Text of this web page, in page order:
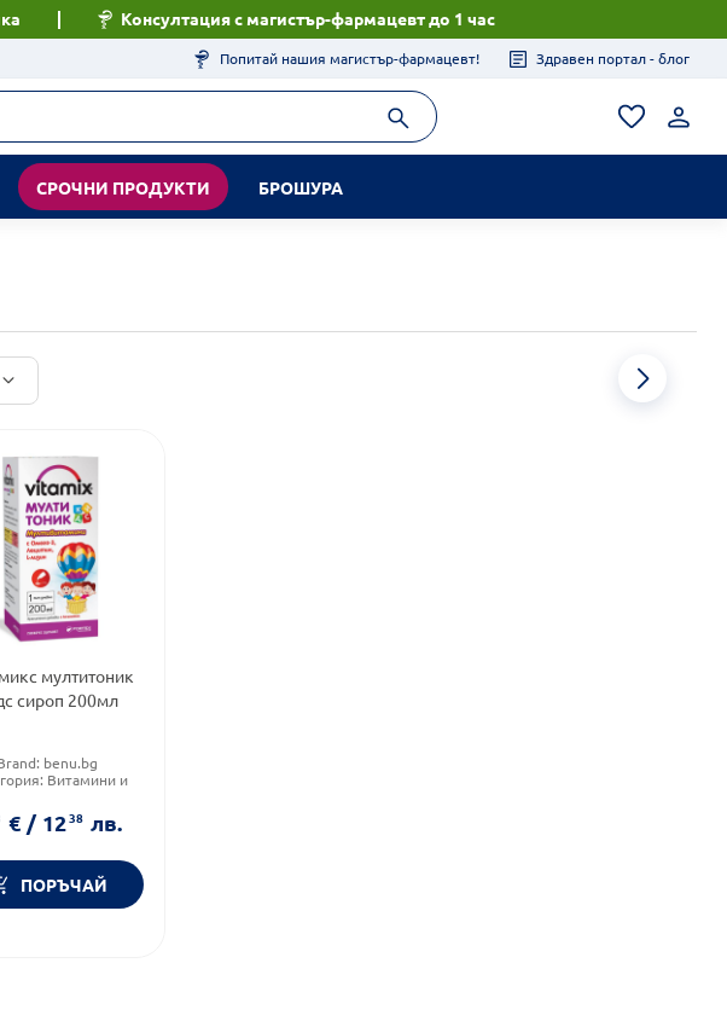
Консултация с магистър-фармацевт до 1 час
Попитай нашия магистър-фармацевт! Здравен портал - блог
СРОЧНИ ПРОДУКТИ БРОШУРА
мултитоник
сироп 200мл
benu.bg
Витамини и
на продукта:
€ / 1238 лв.
ПОРЪЧАЙ